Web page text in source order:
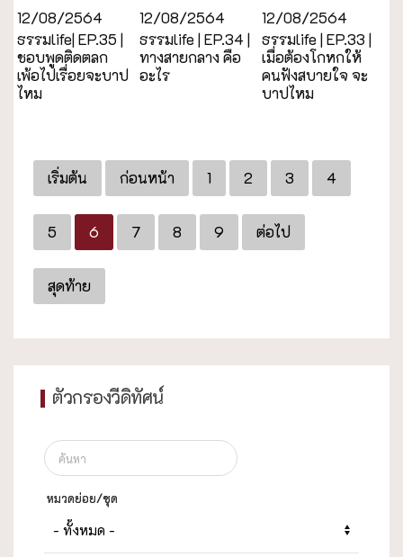
12/08/2564
ธรรมlife| EP.35 |
ชอบพูดติดตลก
เพ้อไปเรื่อยจะบาป
ไหม
12/08/2564
ธรรมlife | EP.34 |
ทางสายกลาง คือ
อะไร
12/08/2564
ธรรมlife | EP.33 |
เมื่อต้องโกหกให้
คนฟังสบายใจ จะ
บาปไหม
เริ่มต้น ก่อนหน้า 1 2 3 4
5 6 7 8 9 ต่อไป
สุดท้าย
ตัวกรองวีดิทัศน์
หมวดย่อย/ชุด